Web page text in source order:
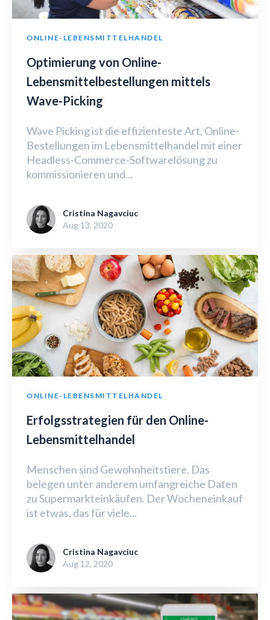
ONLINE-LEBENSMITTELHANDEL
Optimierung von Online-
Lebensmittelbestellungen mittels
Wave-Picking
Wave Picking ist die effizienteste Art, Online-
Bestellungen im Lebensmittelhandel mit einer
Headless-Commerce-Softwarelösung zu
kommissionieren und...
Cristina Nagavciuc
Aug 13, 2020
ONLINE-LEBENSMITTELHANDEL
Erfolgsstrategien für den Online-
Lebensmittelhandel
Menschen sind Gewohnheitstiere. Das
belegen unter anderem umfangreiche Daten
zu Supermarkteinkäufen. Der Wocheneinkauf
ist etwas, das für viele...
Cristina Nagavciuc
Aug 12, 2020